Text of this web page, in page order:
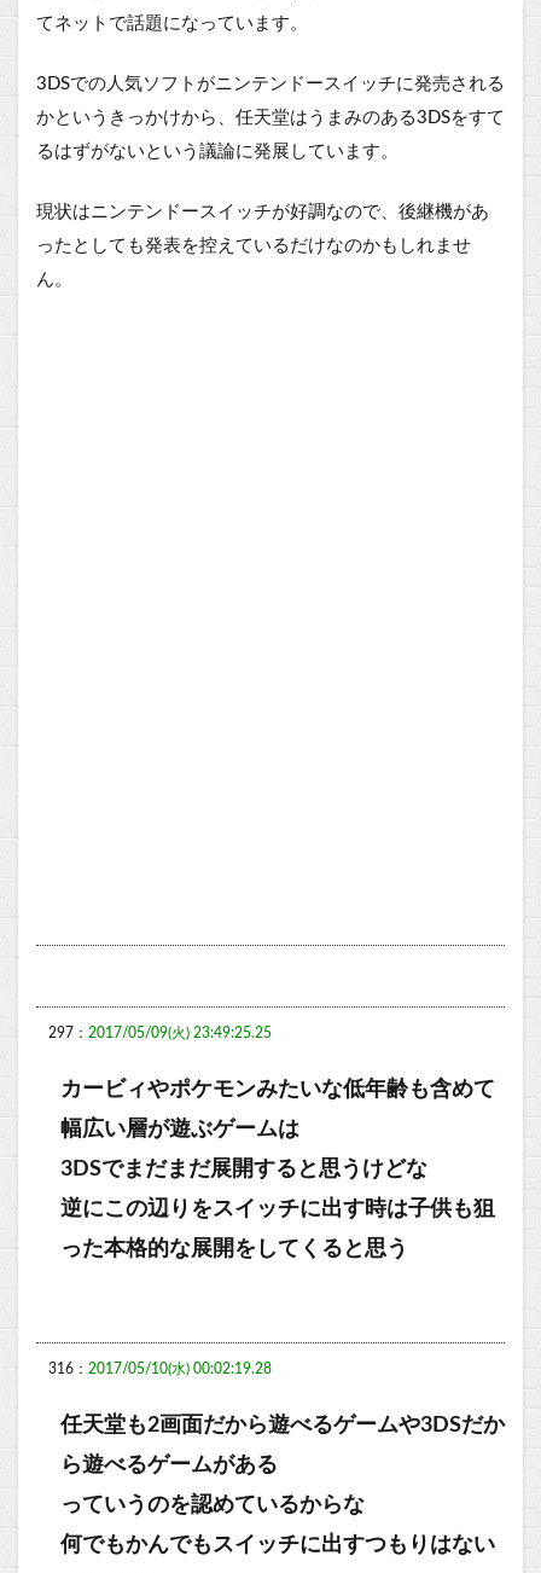
てネットで話題になっています。
3DSでの人気ソフトがニンテンドースイッチに発売される
かというきっかけから、任天堂はうまみのある3DSをすて
るはずがないという議論に発展しています。
現状はニンテンドースイッチが好調なので、後継機があ
ったとしても発表を控えているだけなのかもしれませ
ん。
297： 2017/05/09(火) 23:49:25.25
カービィやポケモンみたいな低年齢も含めて
幅広い層が遊ぶゲームは
3DSでまだまだ展開すると思うけどな
逆にこの辺りをスイッチに出す時は子供も狙
った本格的な展開をしてくると思う
316： 2017/05/10(水) 00:02:19.28
任天堂も2画面だから遊べるゲームや3DSだか
ら遊べるゲームがある
っていうのを認めているからな
何でもかんでもスイッチに出すつもりはない